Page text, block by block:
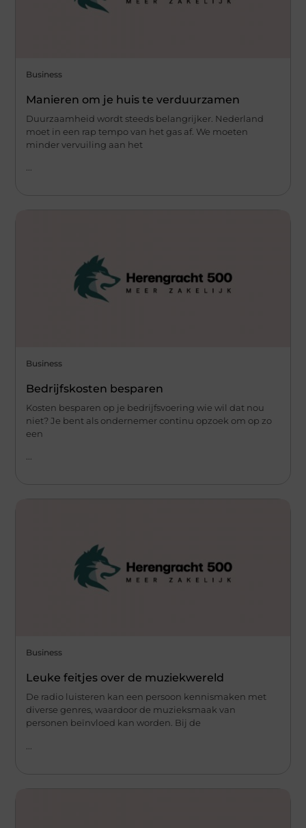
Business
Manieren om je huis te verduurzamen
Duurzaamheid wordt steeds belangrijker. Nederland
moet in een rap tempo van het gas af. We moeten
minder vervuiling aan het
Business
Bedrijfskosten besparen
Kosten besparen op je bedrijfsvoering wie wil dat nou
niet? Je bent als ondernemer continu opzoek om op zo
een
...
Business
Leuke feitjes over de muziekwereld
De radio luisteren kan een persoon kennismaken met
diverse genres, waardoor de muzieksmaak van
personen beïnvloed kan worden. Bij de